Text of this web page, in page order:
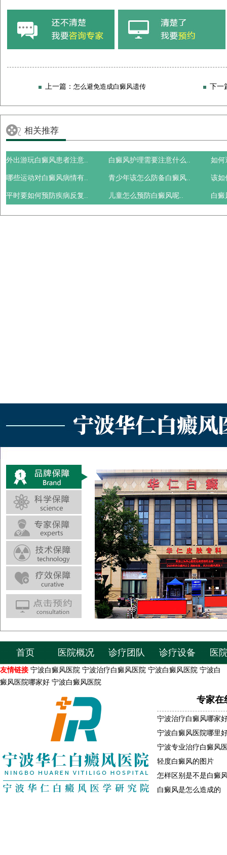
上一篇： 怎么避免造成白癜风遗传 下一
相关推荐
外出游玩白癜风患者注意.. 白癜风护理需要注意什么.. 如何
哪些运动对白癜风病情有.. 青少年该怎么防备白癜风.. 该如
平时要如何预防疾病反复.. 儿童怎么预防白癜风呢.. 白癜
首页 医院概况 诊疗团队 诊疗设备 医
友情链接 宁波白癜风医院 宁波治疗白癜风医院 宁波白癜风医院 宁波白
癜风医院哪家好 宁波白癜风医院
专家在
宁波治疗白癜风哪家
宁波白癜风医院哪里
宁波专业治疗白癜风
轻度白癜风的图片
怎样区别是不是白癜
白癜风是怎么造成的